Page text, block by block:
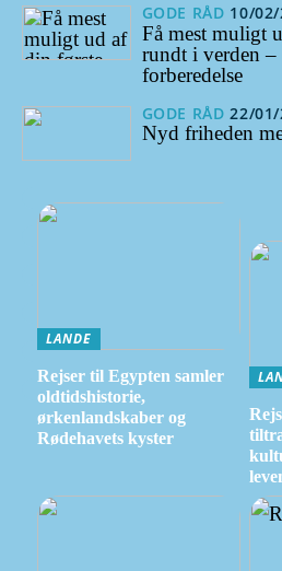
GODE RÅD 10/
Få mest muligt
rundt i verden
forberedelse
GODE RÅD 22/
Nyd friheden
LANDE
Rejser til Egypten samler
oldtidshistorie,
ørkenlandskaber og
Rødehavets kyster